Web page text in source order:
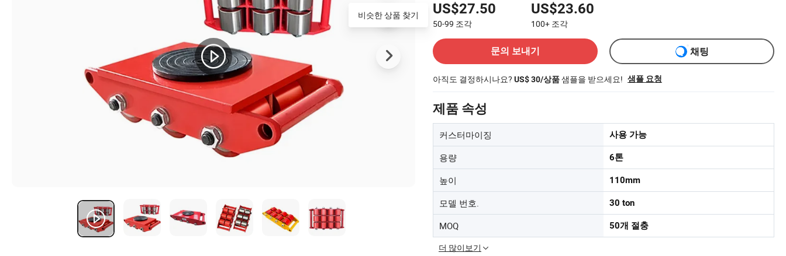
US$27.50
50-99 조각
US$23.60
100+ 조각
문의 보내기
채팅
아직도 결정하시나요? US$ 30/상품샘플을 받으세요! 샘플 요청
제품 속성
커스터마이징 사용 가능
용량 6톤
높이 110mm
모델 번호. 30 ton
MOQ 50개 절충
더 많이보기
비슷한 상품 찾기